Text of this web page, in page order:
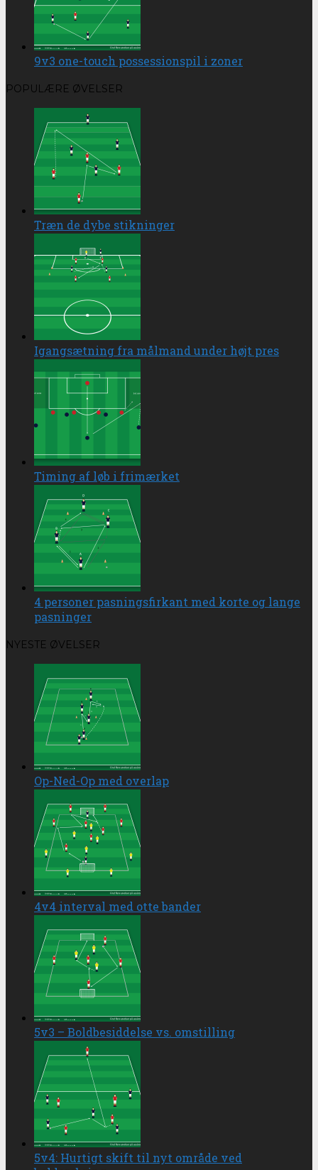
9v3 one-touch possessionspil i zoner
POPULÆRE ØVELSER
Træn de dybe stikninger
Igangsætning fra målmand under højt pres
Timing af løb i frimærket
4 personer pasningsfirkant med korte og lange
pasninger
NYESTE ØVELSER
Op-Ned-Op med overlap
4v4 interval med otte bander
5v3 – Boldbesiddelse vs. omstilling
5v4: Hurtigt skift til nyt område ved